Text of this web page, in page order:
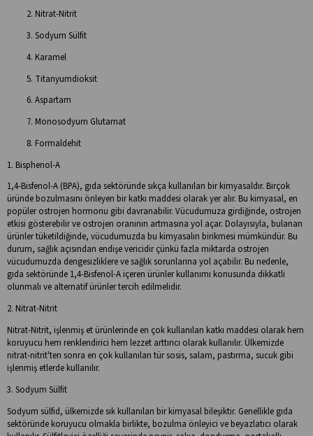
Nitrat-Nitrit
Sodyum Sülfit
Karamel
Titanyumdioksit
Aspartam
Monosodyum Glutamat
Formaldehit
1. Bisphenol-A
1,4-Bisfenol-A (BPA), gıda sektöründe sıkça kullanılan bir kimyasaldır. Birçok
üründe bozulmasını önleyen bir katkı maddesi olarak yer alır. Bu kimyasal, en
popüler ostrojen hormonu gibi davranabilir. Vücudumuza girdiğinde, ostrojen
etkisi gösterebilir ve ostrojen oranının artmasına yol açar. Dolayısıyla, bulanan
ürünler tüketildiğinde, vücudumuzda bu kimyasalın birikmesi mümkündür. Bu
durum, sağlık açısından endişe vericidir çünkü fazla miktarda ostrojen
vücudumuzda dengesizliklere ve sağlık sorunlarına yol açabilir. Bu nedenle,
gıda sektöründe 1,4-Bisfenol-A içeren ürünler kullanımı konusunda dikkatli
olunmalı ve alternatif ürünler tercih edilmelidir.
2. Nitrat-Nitrit
Nitrat-Nitrit, işlenmiş et ürünlerinde en çok kullanılan katkı maddesi olarak hem
koruyucu hem renklendirici hem lezzet arttırıcı olarak kullanılır. Ülkemizde
nitrat-nitrit'ten sonra en çok kullanılan tür sosis, salam, pastırma, sucuk gibi
işlenmiş etlerde kullanılır.
3. Sodyum Sülfit
Sodyum sülfid, ülkemizde sık kullanılan bir kimyasal bileşiktir. Genellikle gıda
sektöründe koruyucu olmakla birlikte, bozulma önleyici ve beyazlatıcı olarak